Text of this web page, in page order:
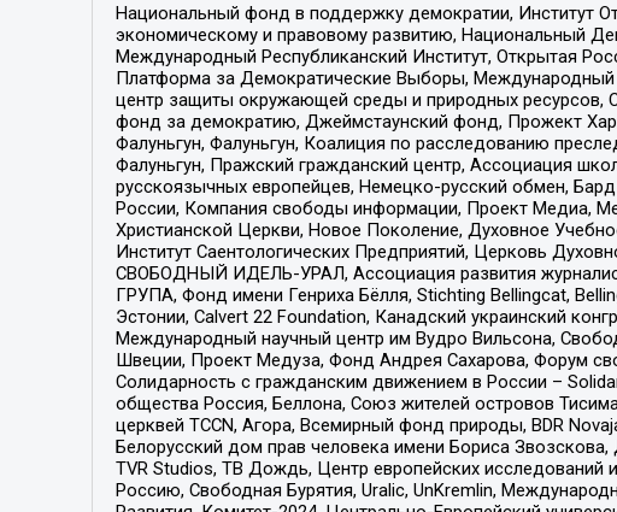
Национальный фонд в поддержку демократии, Институт
экономическому и правовому развитию, Национальный
Международный Республиканский Институт, Открытая
Платформа за Демократические Выборы, Международный
центр защиты окружающей среды и природных ресурсов,
фонд за демократию, Джеймстаунский фонд, Прожект
Фалуньгун, Фалуньгун, Коалиция по расследованию
Фалуньгун, Пражский гражданский центр, Ассоциация
русскоязычных европейцев, Немецко-русский обмен,
России, Компания свободы информации, Проект Медиа,
Христианской Церкви, Новое Поколение, Духовное
Институт Саентологических Предприятий, Церковь
СВОБОДНЫЙ ИДЕЛЬ-УРАЛ, Ассоциация развития
ГРУПА, Фонд имени Генриха Бёлля, Stichting Bellingcat,
Эстонии, Calvert 22 Foundation, Канадский украинский
Международный научный центр им Вудро Вильсона,
Швеции, Проект Медуза, Фонд Андрея Сахарова, Форум
Солидарность с гражданским движением в России –
общества Россия, Беллона, Союз жителей островов
церквей TCCN, Агора, Всемирный фонд природы, BDR
Белорусский дом прав человека имени Бориса
TVR Studios, ТВ Дождь, Центр европейских
Россию, Свободная Бурятия, Uralic, UnKremlin,